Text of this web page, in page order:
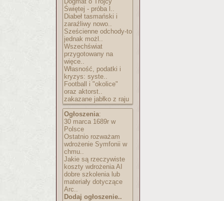
Świętej - próba l..
Diabeł tasmański i
zaraźliwy nowo..
Sześcienne odchody-to
jednak możl..
Wszechświat
przygotowany na
więce..
Własność, podatki i
kryzys: syste..
Football i "okolice"
oraz aktorst..
zakazane jabłko z raju
Ogłoszenia:
30 marca 1689r w
Polsce
Ostatnio rozważam
wdrożenie Symfonii w
chmu..
Jakie są rzeczywiste
koszty wdrożenia AI
dobre szkolenia lub
materiały dotyczące
Arc..
Dodaj ogłoszenie..